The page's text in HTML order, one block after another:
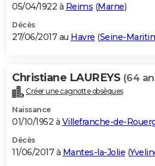
05/04/1922 à Reims (Marne)
Décès
27/06/2017 au Havre (Seine-
Christiane LAUREYS (64
Créer une cagnotte obsèques
Naissance
01/10/1952 à Villefranche-de-
Décès
11/06/2017 à Mantes-la-Jolie (